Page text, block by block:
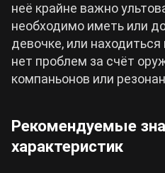
неё крайне важно
необходимо иметь или
девочке, или
нет проблем за счёт
компаньонов или
Рекомендуемые
характеристик